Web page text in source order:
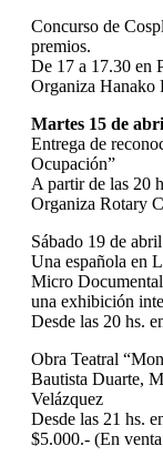
Concurso de
premios.
De 17 a 17.30 en
Organiza Hanako
Martes 15 de
Entrega de
Ocupación”
A partir de las 20
Organiza Rotary
Sábado 19 de abril
Una española en
Micro
una exhibición
Desde las 20 hs.
Obra Teatral
Bautista Duarte,
Velázquez
Desde las 21 hs.
$5.000.- (En